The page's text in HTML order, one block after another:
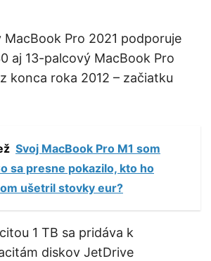
MacBook Pro 2021 podporuje
aj 13-palcový MacBook Pro
konca roka 2012 – začiatku
Svoj MacBook Pro M1 som
sa presne pokazilo, kto ho
ušetril stovky eur?
1 TB sa pridáva k
diskov JetDrive